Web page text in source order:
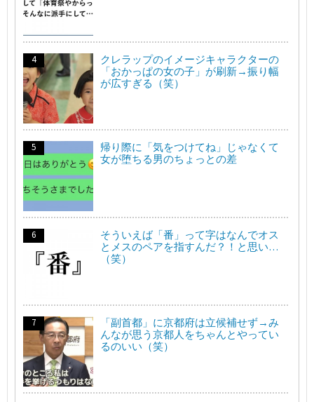
クレラップのイメージキャラクターの
「おかっぱの女の子」が刷新→振り幅
が広すぎる（笑）
帰り際に「気をつけてね」じゃなくて
女が堕ちる男のちょっとの差
そういえば「番」って字はなんでオス
とメスのペアを指すんだ？！と思い…
（笑）
「副首都」に京都府は立候補せず→み
んなが思う京都人をちゃんとやってい
るのいい（笑）